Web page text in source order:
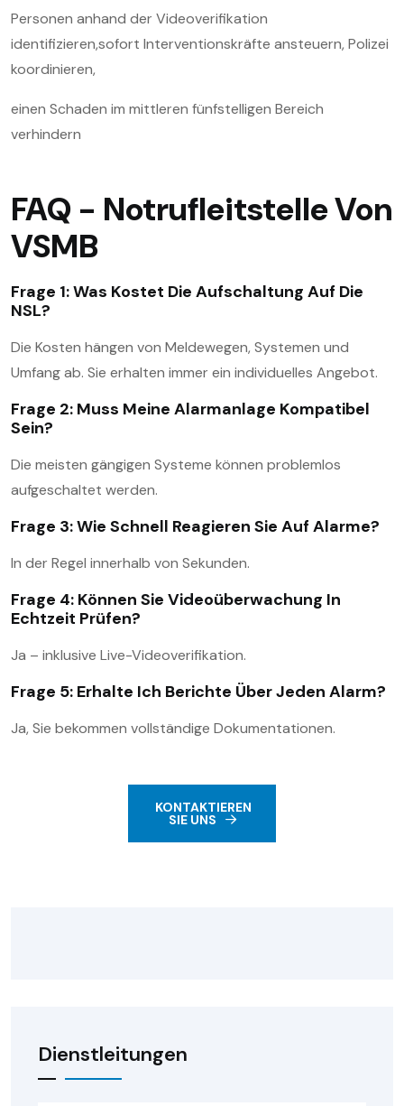
Personen anhand der Videoverifikation
identifizieren,sofort Interventionskräfte ansteuern, Polizei
koordinieren,
einen Schaden im mittleren fünfstelligen Bereich
verhindern
FAQ - NotrufleitstelleVon
VSMB
Frage 1: Was Kostet Die Aufschaltung Auf Die
NSL?
Die Kosten hängen von Meldewegen, Systemen und
Umfang ab. Sie erhalten immer ein individuelles Angebot.
Frage 2: Muss Meine Alarmanlage Kompatibel
Sein?
Die meisten gängigen Systeme können problemlos
aufgeschaltet werden.
Frage 3: Wie Schnell Reagieren Sie Auf Alarme?
In der Regel innerhalb von Sekunden.
Frage 4: Können Sie Videoüberwachung In
Echtzeit Prüfen?
Ja – inklusive Live-Videoverifikation.
Frage 5: Erhalte Ich Berichte Über Jeden Alarm?
Ja, Sie bekommen vollständige Dokumentationen.
KONTAKTIEREN
SIE UNS
Dienstleitungen